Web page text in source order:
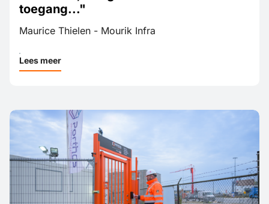
"...Iedereen die hier werkt, doorloopt
vooraf een instructie over het terrein,
evacuatie, veiligheidseisen en
toegang..."
Maurice Thielen - Mourik Infra